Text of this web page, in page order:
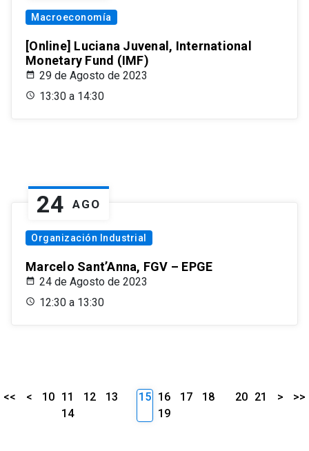
Macroeconomía
[Online] Luciana Juvenal, International
Monetary Fund (IMF)
29 de Agosto de 2023
13:30 a 14:30
24 AGO
Organización Industrial
Marcelo Sant’Anna, FGV – EPGE
24 de Agosto de 2023
12:30 a 13:30
<< < 10 11 12
13
14
15 16 17
18
19
20 21 > >>